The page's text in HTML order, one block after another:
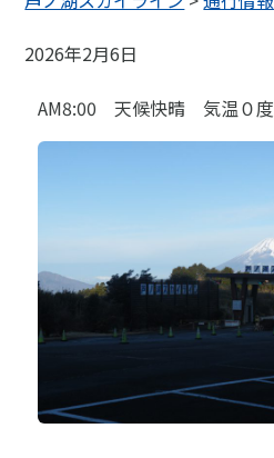
2026年2月6日
AM8:00 天候快晴 気温０